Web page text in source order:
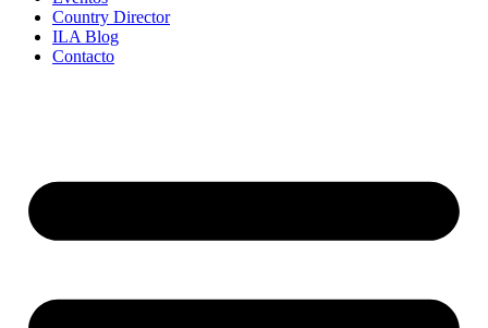
Country Director
ILA Blog
Contacto